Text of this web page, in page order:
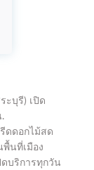
ะบุรี) เปิด
ดดอกไม้สด
พื้นที่เมือง
ดบริการทุกวัน